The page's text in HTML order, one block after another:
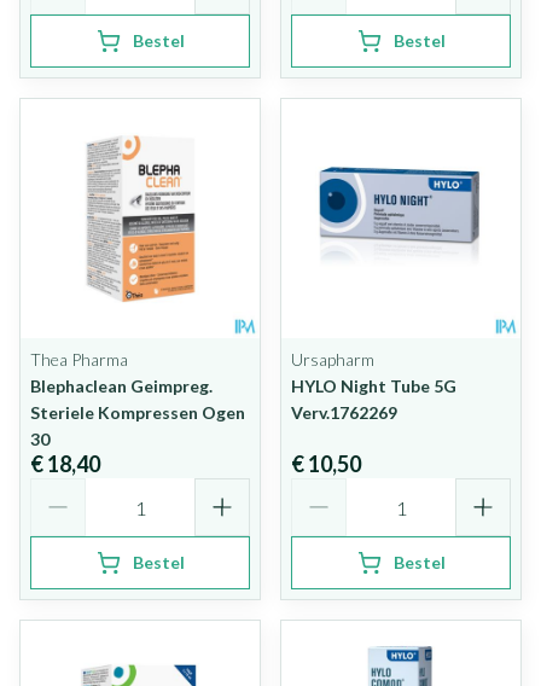
Bestel Bestel
Thea Pharma
Blephaclean Geimpreg.
Steriele Kompressen Ogen
30
€ 18,40
Bestel
Ursapharm
HYLO Night Tube 5G
Verv.1762269
€ 10,50
Bestel